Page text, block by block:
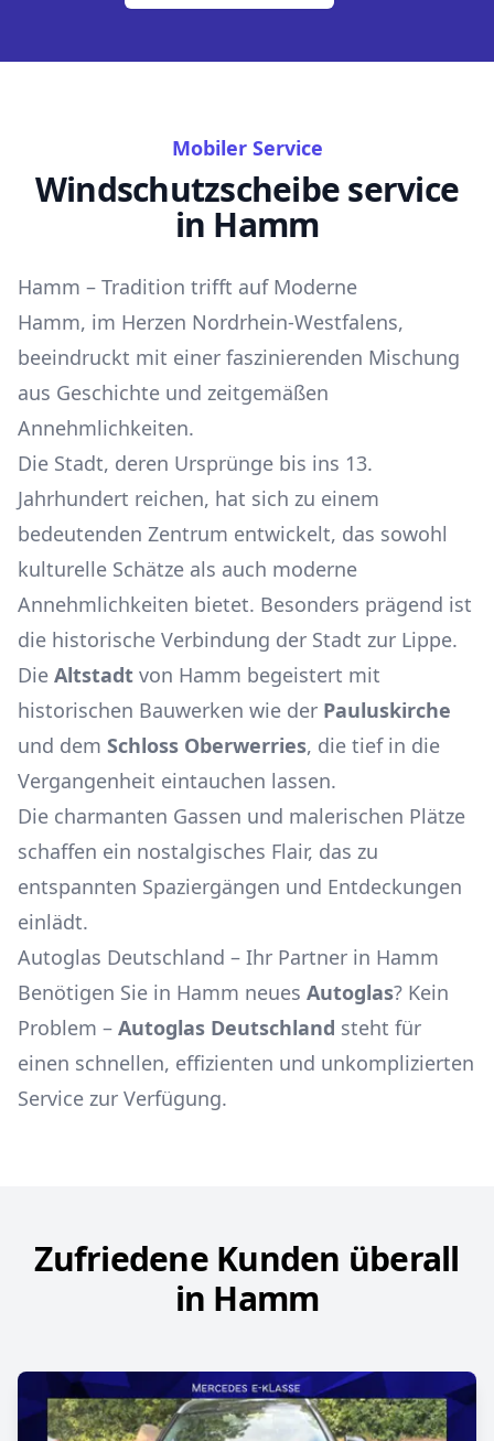
Mobiler Service
Windschutzscheibe service
in Hamm
Hamm – Tradition trifft auf Moderne
Hamm, im Herzen Nordrhein-Westfalens,
beeindruckt mit einer faszinierenden Mischung
aus Geschichte und zeitgemäßen
Annehmlichkeiten.
Die Stadt, deren Ursprünge bis ins 13.
Jahrhundert reichen, hat sich zu einem
bedeutenden Zentrum entwickelt, das sowohl
kulturelle Schätze als auch moderne
Annehmlichkeiten bietet. Besonders prägend ist
die historische Verbindung der Stadt zur Lippe.
Die Altstadt von Hamm begeistert mit
historischen Bauwerken wie der Pauluskirche
und dem Schloss Oberwerries, die tief in die
Vergangenheit eintauchen lassen.
Die charmanten Gassen und malerischen Plätze
schaffen ein nostalgisches Flair, das zu
entspannten Spaziergängen und Entdeckungen
einlädt.
Autoglas Deutschland – Ihr Partner in Hamm
Benötigen Sie in Hamm neues Autoglas? Kein
Problem – Autoglas Deutschland steht für
einen schnellen, effizienten und unkomplizierten
Service zur Verfügung.
Zufriedene Kunden überall
in Hamm